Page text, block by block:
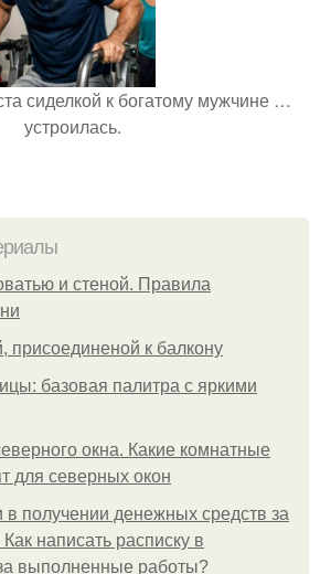
сиделкой к богатому мужчине …
устроилась.
и стеной. Правила
присоединеной к балкону
базовая палитра с яркими
окна. Какие комнатные
для северных окон
в получении денежных средств за
написать расписку в
выполненные работы?